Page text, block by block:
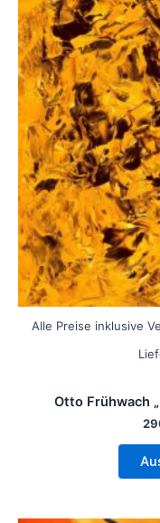
Alle Preise inklusive
Otto Frühwach